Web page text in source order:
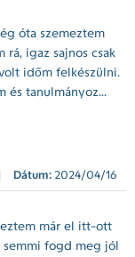
óta szemeztem
igaz sajnos csak
időm felkészülni.
és tanulmányoz...
Dátum: 2024/04/16
már el itt-ott
semmi fogd meg jól